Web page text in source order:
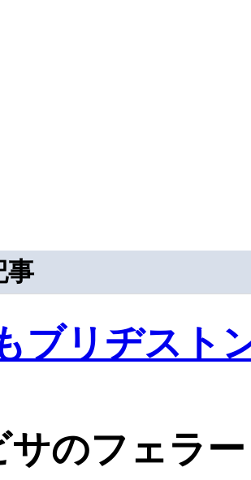
事
ブリヂスト
サのフェラ